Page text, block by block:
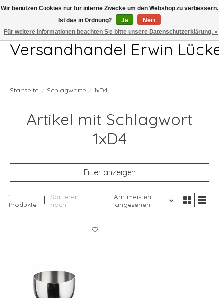
Telefon 04407 715872 MO-DO 7.00-17.00Uhr FR 7.00-13.00Uhr
Versandhandel Erwin
Startseite / Schlagworte / 1xD4
Artikel mit Schlagwort
1xD4
Filter anzeigen
1
Produkte
Sortieren
nach
Am meisten
angesehen
Wir benutzen Cookies nur für interne Zwecke um den Webshop zu verbessern.
Ist das in Ordnung?
Ja
Nein
Für weitere Informationen beachten Sie bitte unsere Datenschutzerklärung. »